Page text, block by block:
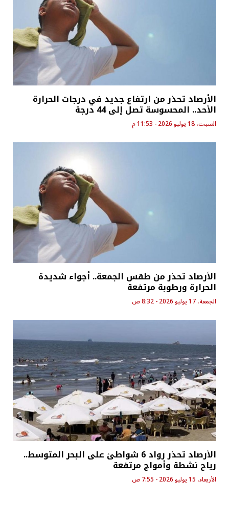
الأرصاد تحذر من ارتفاع جديد في درجات الحرارة
الأحد.. المحسوسة تصل إلى 44 درجة
السبت، 18 يوليو 2026 - 11:53 م
الأرصاد تحذر من طقس الجمعة.. أجواء شديدة
الحرارة ورطوبة مرتفعة
الجمعة، 17 يوليو 2026 - 8:32 ص
الأرصاد تحذر رواد 6 شواطئ على البحر المتوسط..
رياح نشطة وأمواج مرتفعة
الأربعاء، 15 يوليو 2026 - 7:55 ص